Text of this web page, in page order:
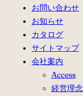
お問い合わせ
お知らせ
カタログ
サイトマップ
会社案内
Access
経営理念